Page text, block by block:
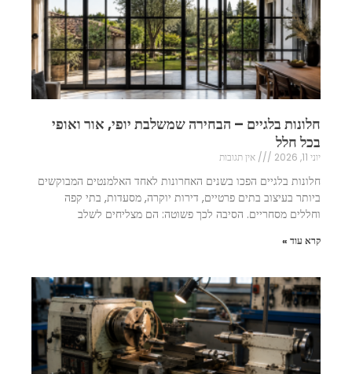
חלונות בלגיים – הבחירה שמשלבת יופי, אור ואופי
בכל חלל
יוני 11, 2026 אין תגובות
חלונות בלגיים הפכו בשנים האחרונות לאחד האלמנטים המבוקשים
ביותר בעיצוב בתים פרטיים, דירות יוקרה, מסעדות, בתי קפה
וחללים מסחריים. הסיבה לכך פשוטה: הם מצליחים לשלב
קרא עוד »